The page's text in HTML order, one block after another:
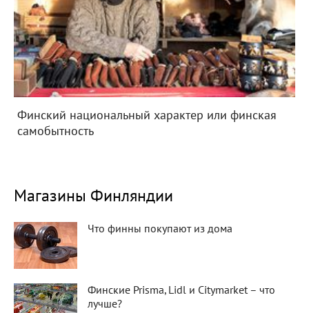
Финский национальный характер или финская
самобытность
Магазины Финляндии
Что финны покупают из дома
Финские Prisma, Lidl и Citymarket – что
лучше?